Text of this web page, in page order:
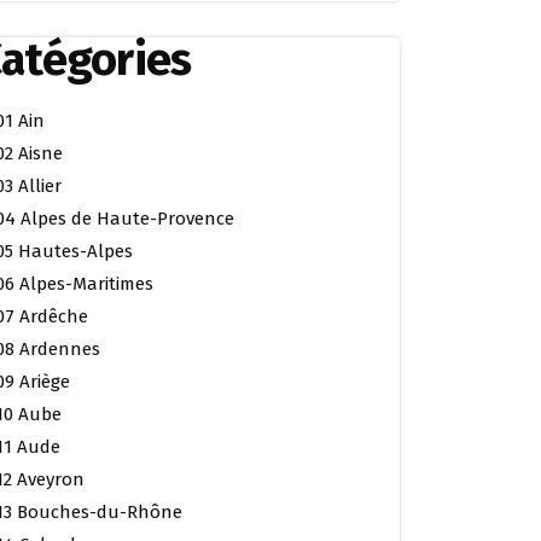
Ain
Aisne
Allier
Alpes de Haute-Provence
Hautes-Alpes
Alpes-Maritimes
Ardêche
Ardennes
Ariège
Aube
Aude
Aveyron
Bouches-du-Rhône